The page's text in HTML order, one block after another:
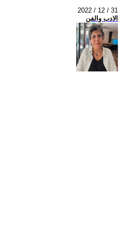
2022 / 12 / 31
الادب والفن